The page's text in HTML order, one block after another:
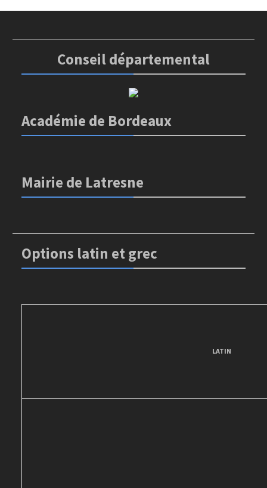
Conseil départemental
Académie de Bordeaux
Mairie de Latresne
Options latin et grec
LATIN